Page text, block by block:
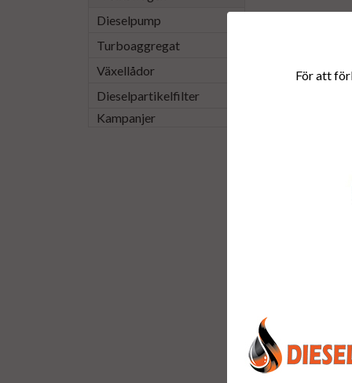
Dieselpump
Turboaggregat
Växellådor
Dieselpartikelfilter
Kampanjer
För att